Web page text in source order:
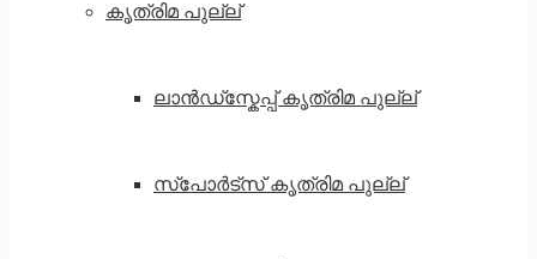
കൃത്രിമ പുല്ല്
ലാൻഡ്സ്കേപ്പ് കൃത്രിമ പുല്ല്
സ്പോർട്സ് കൃത്രിമ പുല്ല്